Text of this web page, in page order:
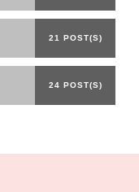
21 POST(S)
24 POST(S)